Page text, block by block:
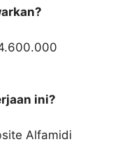
ini?
Alfamidi